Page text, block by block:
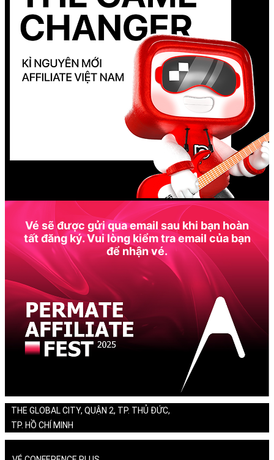
Vé sẽ được gửi qua email sau khi bạn hoàn
tất đăng ký. Vui lòng kiểm tra email của bạn
để nhận vé.
THE GLOBAL CITY, QUẬN 2, TP. THỦ ĐỨC,
TP. HỒ CHÍ MINH